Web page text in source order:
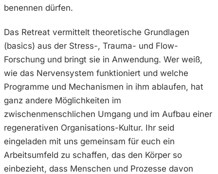
benennen dürfen.
Das Retreat vermittelt theoretische Grundlagen
(basics) aus der Stress-, Trauma- und Flow-
Forschung und bringt sie in Anwendung. Wer weiß,
wie das Nervensystem funktioniert und welche
Programme und Mechanismen in ihm ablaufen, hat
ganz andere Möglichkeiten im
zwischenmenschlichen Umgang und im Aufbau einer
regenerativen Organisations-Kultur. Ihr seid
eingeladen mit uns gemeinsam für euch ein
Arbeitsumfeld zu schaffen, das den Körper so
einbezieht, dass Menschen und Prozesse davon